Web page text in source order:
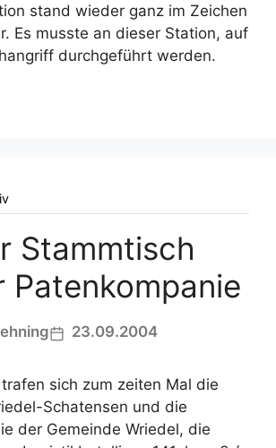
stand wieder ganz im Zeichen
Es musste an dieser Station, auf
durchgeführt werden.
Stammtisch
Patenkompanie
23.09.2004
sich zum zeiten Mal die
Schatensen und die
der Gemeinde Wriedel, die